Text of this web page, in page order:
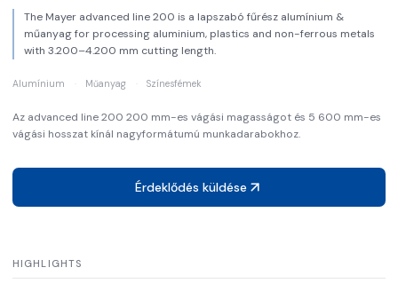
The Mayer advanced line 200 is a lapszabó fűrész alumínium &
műanyag for processing aluminium, plastics and non-ferrous metals
with 3.200–4.200 mm cutting length.
Alumínium Műanyag Színesfémek
Az advanced line 200 200 mm-es vágási magasságot és 5 600 mm-es
vágási hosszat kínál nagyformátumú munkadarabokhoz.
Érdeklődés küldése
HIGHLIGHTS